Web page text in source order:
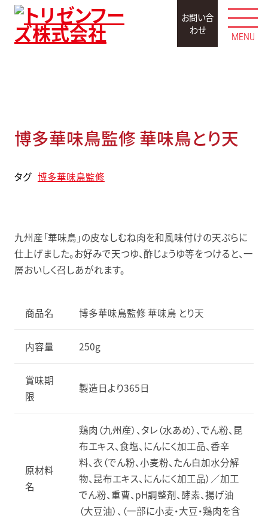
お問い合
わせ
MENU
博多華味鳥監修 華味鳥とり天
タグ 博多華味鳥監修
九州産「華味鳥」の皮なしむね肉を和風味付けの天ぷらに
仕上げました。お好みで天つゆ、酢じょうゆ等をつけると、一
層おいしく召しあがれます。
商品名 博多華味鳥監修 華味鳥 とり天
内容量 250g
賞味期
限
製造日より365日
原材料
名
鶏肉（九州産）、タレ（水あめ）、でん粉、昆
布エキス、食塩、にんにく加工品、香辛
料、衣（でん粉、小麦粉、たん白加水分解
物、昆布エキス、にんにく加工品）／加工
でん粉、重曹、pH調整剤、酵素、揚げ油
（大豆油）、（一部に小麦・大豆・鶏肉を含